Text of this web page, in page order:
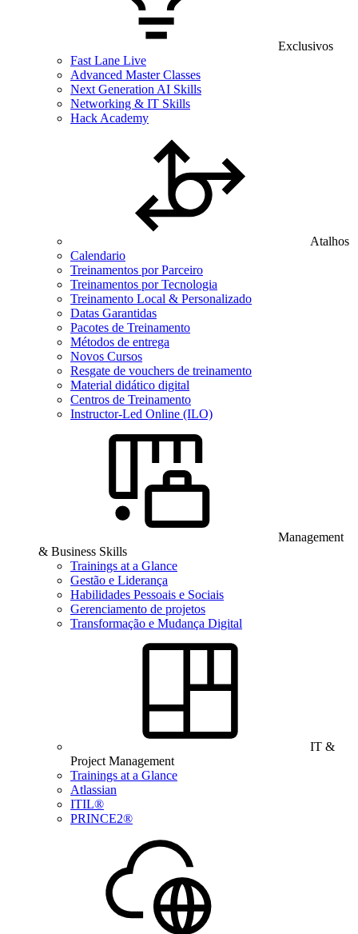
Exclusivos
Fast Lane Live
Advanced Master Classes
Next Generation AI Skills
Networking & IT Skills
Hack Academy
Atalhos
Calendario
Treinamentos por Parceiro
Treinamentos por Tecnologia
Treinamento Local & Personalizado
Datas Garantidas
Pacotes de Treinamento
Métodos de entrega
Novos Cursos
Resgate de vouchers de treinamento
Material didático digital
Centros de Treinamento
Instructor-Led Online (ILO)
Management
& Business Skills
Trainings at a Glance
Gestão e Liderança
Habilidades Pessoais e Sociais
Gerenciamento de projetos
Transformação e Mudança Digital
IT &
Project Management
Trainings at a Glance
Atlassian
ITIL®
PRINCE2®